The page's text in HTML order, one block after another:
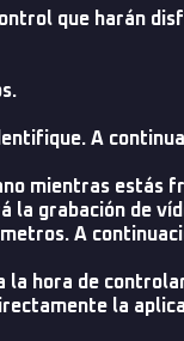
que harán
A
mientras estás
la grabación de
A
la hora de
la